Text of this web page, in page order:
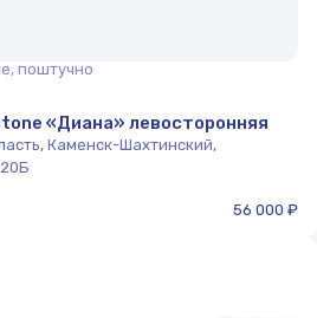
поштучно
«Диана» левосторонняя
Каменск-Шахтинский,
56 000 ₽